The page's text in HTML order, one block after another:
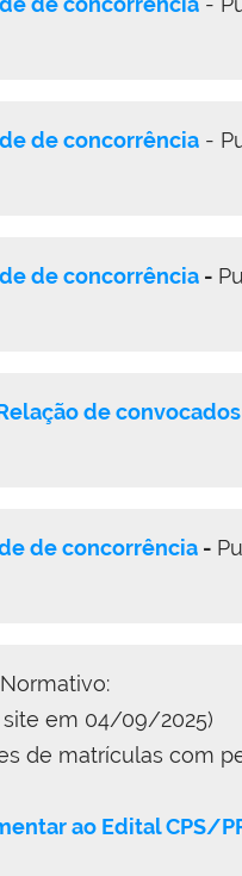
de concorrência -
de concorrência -
de convocados
de concorrência -
em 04/09/2025)
de matrículas com
ao Edital CPS/